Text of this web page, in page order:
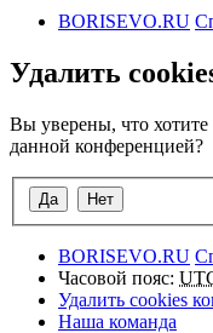
BORISEVO.RU
Удалить
Вы уверены, что хотите
данной конференцией?
BORISEVO.RU
Часовой пояс:
Удалить cookies
Наша команда